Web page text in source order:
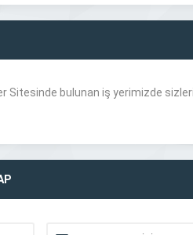
Sitesinde bulunan iş yerimizde